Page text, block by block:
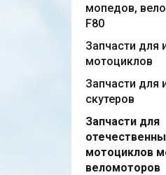
мопедов,
F80
Запчасти для
мотоциклов
Запчасти для
скутеров
Запчасти для
мотоциклов
веломоторов